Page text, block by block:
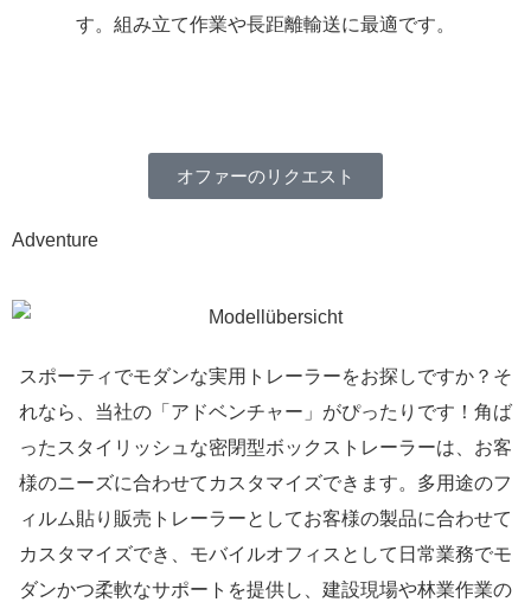
す。組み立て作業や長距離輸送に最適です。
オファーのリクエスト
Adventure
スポーティでモダンな実用トレーラーをお探しですか？そ
れなら、当社の「アドベンチャー」がぴったりです！角ば
ったスタイリッシュな密閉型ボックストレーラーは、お客
様のニーズに合わせてカスタマイズできます。多用途のフ
ィルム貼り販売トレーラーとしてお客様の製品に合わせて
カスタマイズでき、モバイルオフィスとして日常業務でモ
ダンかつ柔軟なサポートを提供し、建設現場や林業作業の